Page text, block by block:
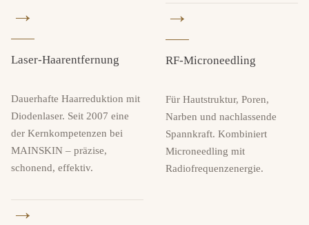
→
Laser-Haarentfernung
Dauerhafte Haarreduktion mit
Diodenlaser. Seit 2007 eine
der Kernkompetenzen bei
MAINSKIN – präzise,
schonend, effektiv.
→
RF-Microneedling
Für Hautstruktur, Poren,
Narben und nachlassende
Spannkraft. Kombiniert
Microneedling mit
Radiofrequenzenergie.
→